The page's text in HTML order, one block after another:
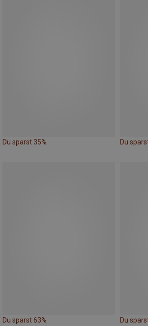
Du sparst 35% Du
Du sparst 63% Du